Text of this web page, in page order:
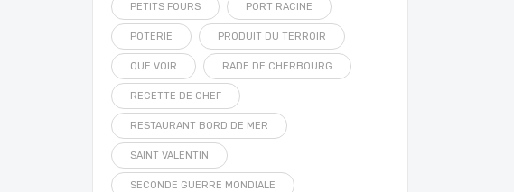
PETITS FOURS PORT RACINE
POTERIE PRODUIT DU TERROIR
QUE VOIR RADE DE CHERBOURG
RECETTE DE CHEF
RESTAURANT BORD DE MER
SAINT VALENTIN
SECONDE GUERRE MONDIALE